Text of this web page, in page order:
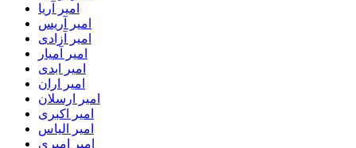
امیر آریا
امیر آریس
امیر آزادی
امیر آمیار
امیر ابدی
امیر اران
امیر ارسلان
امیر اکبری
امیر الیاس
امیر امیری